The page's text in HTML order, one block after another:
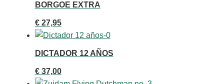
BORGOE EXTRA
€27,95
DICTADOR 12 AÑOS
€37,00